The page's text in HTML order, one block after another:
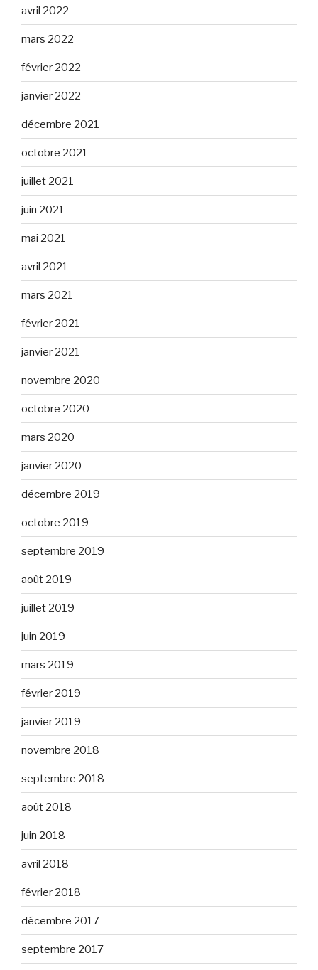
avril 2022
mars 2022
février 2022
janvier 2022
décembre 2021
octobre 2021
juillet 2021
juin 2021
mai 2021
avril 2021
mars 2021
février 2021
janvier 2021
novembre 2020
octobre 2020
mars 2020
janvier 2020
décembre 2019
octobre 2019
septembre 2019
août 2019
juillet 2019
juin 2019
mars 2019
février 2019
janvier 2019
novembre 2018
septembre 2018
août 2018
juin 2018
avril 2018
février 2018
décembre 2017
septembre 2017